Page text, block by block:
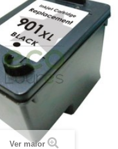
Ver maior